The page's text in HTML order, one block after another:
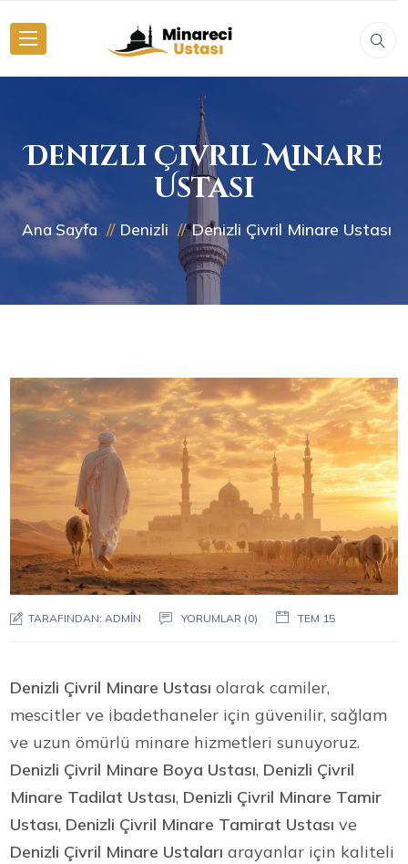
Denizli Çivril Minare
Ustası
Ana Sayfa Denizli Denizli Çivril Minare Ustası
TARAFINDAN:ADMIN YORUMLAR (0) TEM 15
Denizli Çivril Minare Ustası olarak camiler,
mescitler ve ibadethaneler için güvenilir, sağlam
ve uzun ömürlü minare hizmetleri sunuyoruz.
Denizli Çivril Minare Boya Ustası, Denizli Çivril
Minare Tadilat Ustası, Denizli Çivril Minare Tamir
Ustası, Denizli Çivril Minare Tamirat Ustası ve
Denizli Çivril Minare Ustaları arayanlar için kaliteli